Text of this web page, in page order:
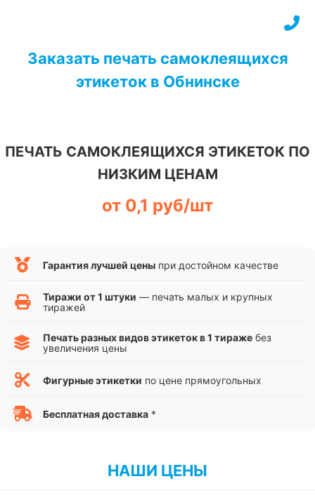
Заказать печать самоклеящихся
этикеток в Обнинске
ПЕЧАТЬ САМОКЛЕЯЩИХСЯ ЭТИКЕТОК ПО
НИЗКИМ ЦЕНАМ
от 0,1 руб/шт
Гарантия лучшей цены при достойном качестве
Тиражи от 1 штуки — печать малых и крупных
тиражей
Печать разных видов этикеток в 1 тираже без
увеличения цены
Фигурные этикетки по цене прямоугольных
Бесплатная доставка *
НАШИ ЦЕНЫ